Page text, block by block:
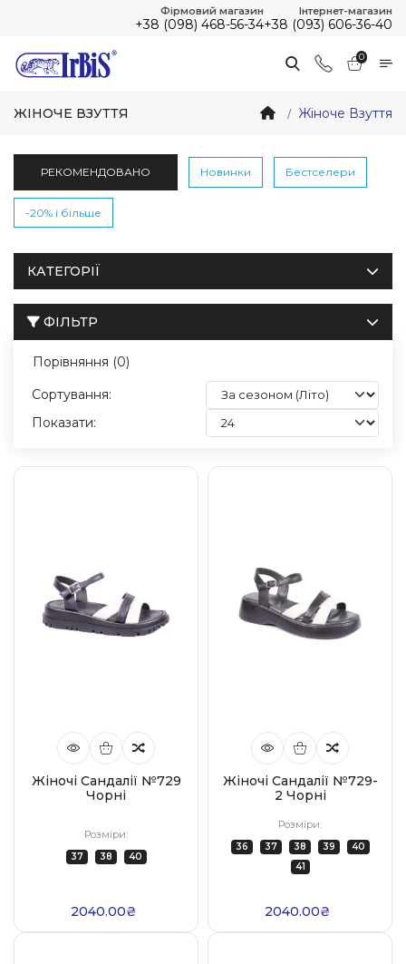
Фірмовий магазин
+38 (098) 468-56-34
Інтернет-магазин
+38 (093) 606-36-40
0
ЖІНОЧЕ ВЗУТТЯ Жіноче Взуття
РЕКОМЕНДОВАНО Новинки Бестселери
-20% і більше
КАТЕГОРІЇ
ФІЛЬТР
Порівняння (0)
Сортування:
Показати:
Жіночі Сандалії №729
Чорні
Розміри:
37 38 40
2040.00₴
Жіночі Сандалії №729-
2 Чорні
Розміри:
36 37 38 39
40
41
2040.00₴